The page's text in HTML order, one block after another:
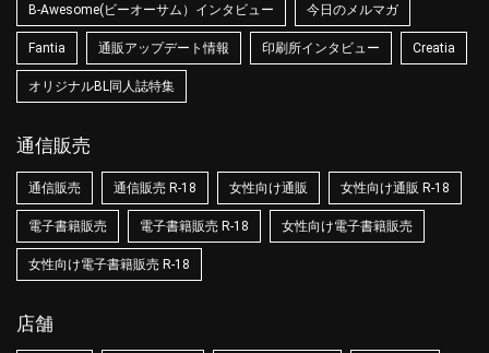
B-Awesome(ビーオーサム）インタビュー 今日のメルマガ
Fantia 通販アップデート情報 印刷所インタビュー Creatia
オリジナルBL同人誌特集
通信販売
通信販売 通信販売 R-18 女性向け通販 女性向け通販 R-18
電子書籍販売 電子書籍販売 R-18 女性向け電子書籍販売
女性向け電子書籍販売 R-18
店舗